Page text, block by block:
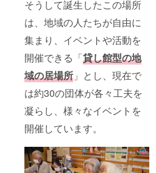
そうして誕生したこの場所
は、地域の人たちが自由に
集まり、イベントや活動を
開催できる「貸し館型の地
域の居場所 」とし、現在で
は約30の団体が各々工夫を
凝らし、様々なイベントを
開催しています。